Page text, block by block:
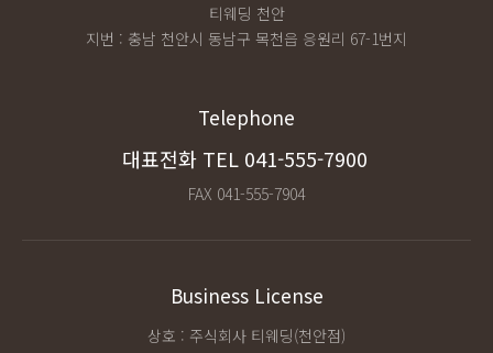
티웨딩 천안
지번 : 충남 천안시 동남구 목천읍 응원리 67-1번지
Telephone
대표전화 TEL 041-555-7900
FAX 041-555-7904
Business License
상호 : 주식회사 티웨딩(천안점)